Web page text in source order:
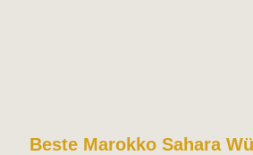
Beste Marokko Sahara